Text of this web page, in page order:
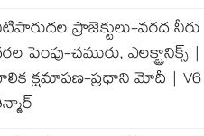
ప్రాజెక్టులు-వరద
పెంపు-చమురు, ఎలక్ట్రానిక్స్ |
క్షమాపణ-ప్రధాని మోదీ | V6